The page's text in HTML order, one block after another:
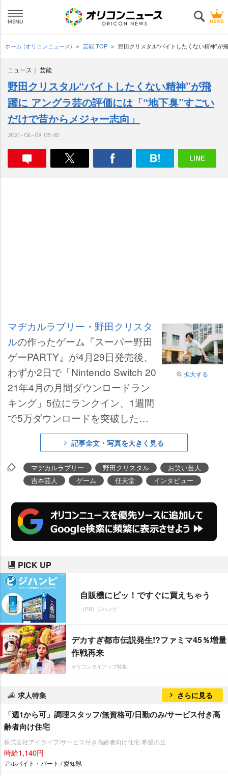
ホーム (オリコンニュース) 芸能 TOP 野田クリスタル“バイトしたくない精神”が
ニュース 芸能
野田クリスタル“バイトしたくない精神”が飛
躍に アングラ芸の評価には「“地下臭”すごい
だけで昔からメジャー志向」
2021-06-09 08:40
拡大する
マヂカルラブリー ・ 野田クリスタ
ルの作ったゲーム『スーパー野田
ゲーPARTY』が4月29日発売後、
わずか2日で「Nintendo Switch 20
21年4月の月間ダウンロードラン
キング」5位にランクイン、1週間
で5万ダウンロードを突破した。S
NSでは「野田ゲー、ユーザーと作
り上げている感があっていい」「“
おたけさいこっちょーゲーム”、こ
の理不尽こそが野田ゲーの真髄」
てもピンで『R-1ぐらんぷり202
0』で優勝、コンビで『M-1グラン
プリ』優勝。だが彼の成功、豊富
らぬ強い信念が隠されていた。
記事全文・写真を大きく見る
マヂカルラブリー 野田クリスタル
お笑い芸人
吉本芸人
ゲーム 任天堂 インタビュー
PICK UP
自販機にピッ！ですぐに買えちゃう
（PR）ジハンピ
デカすぎ都市伝説発生!?ファミマ45％増量
作戦再来
オリコンタイアップ特集
求人特集 さらに見る
「週1から可」調理スタッフ/無資格可/日勤のみ/サービス付き高
齢者向け住宅
株式会社アイライフ/サービス付き高齢者向け住宅 希望の丘
時給1,140円
アルバイト・パート / 愛知県